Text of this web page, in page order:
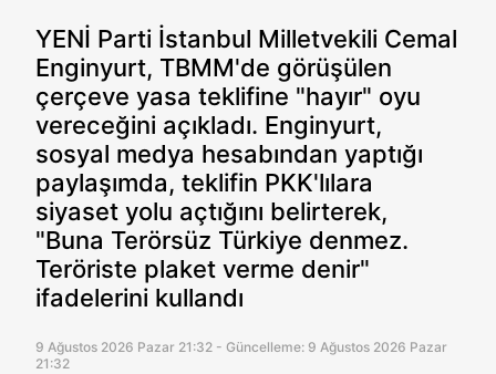
YENİ Parti İstanbul Milletvekili Cemal
Enginyurt, TBMM'de görüşülen
çerçeve yasa teklifine "hayır" oyu
vereceğini açıkladı. Enginyurt,
sosyal medya hesabından yaptığı
paylaşımda, teklifin PKK'lılara
siyaset yolu açtığını belirterek,
"Buna Terörsüz Türkiye denmez.
Teröriste plaket verme denir"
ifadelerini kullandı
9 Ağustos 2026 Pazar 21:32 - Güncelleme: 9 Ağustos 2026 Pazar
21:32